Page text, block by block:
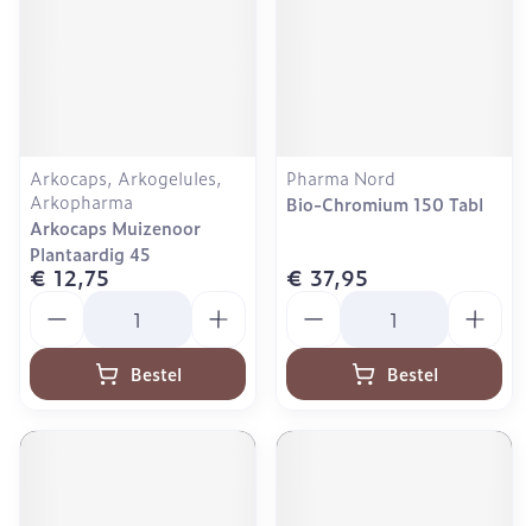
Arkocaps, Arkogelules,
Arkopharma
Arkocaps Muizenoor
Plantaardig 45
€ 12,75
Bestel
Pharma Nord
Bio-Chromium 150 Tabl
€ 37,95
Bestel